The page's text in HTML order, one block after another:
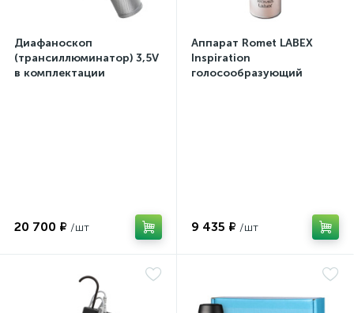
Диафаноскоп
(трансиллюминатор) 3,5V
в комплектации
20 700 ₽
Аппарат Romet LABEX
Inspiration
голосообразующий
9 435 ₽